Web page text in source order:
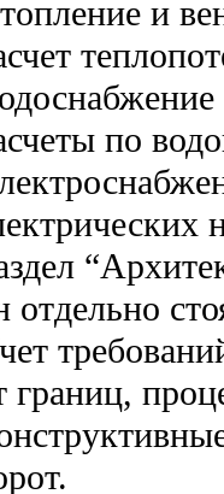
и
по
отдельно
границ,